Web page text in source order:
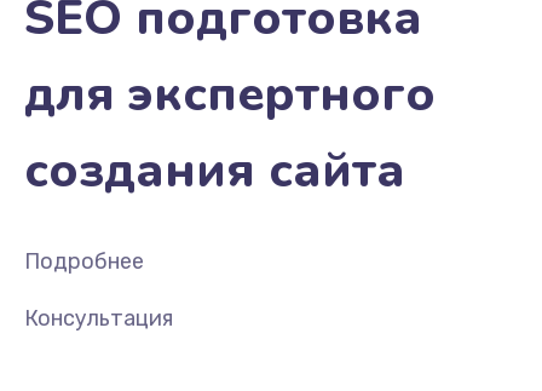
SEO подготовка
для экспертного
создания сайта
Подробнее
Консультация